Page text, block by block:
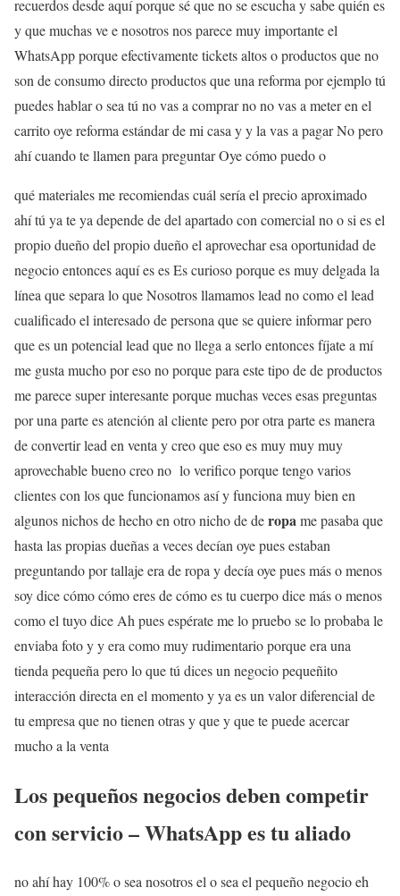
recuerdos desde aquí porque sé que no se escucha y sabe quién es
y que muchas ve e nosotros nos parece muy importante el
WhatsApp porque efectivamente tickets altos o productos que no
son de consumo directo productos que una reforma por ejemplo tú
puedes hablar o sea tú no vas a comprar no no vas a meter en el
carrito oye reforma estándar de mi casa y y la vas a pagar No pero
ahí cuando te llamen para preguntar Oye cómo puedo o
qué materiales me recomiendas cuál sería el precio aproximado
ahí tú ya te ya depende de del apartado con comercial no o si es el
propio dueño del propio dueño el aprovechar esa oportunidad de
negocio entonces aquí es es Es curioso porque es muy delgada la
línea que separa lo que Nosotros llamamos lead no como el lead
cualificado el interesado de persona que se quiere informar pero
que es un potencial lead que no llega a serlo entonces fíjate a mí
me gusta mucho por eso no porque para este tipo de de productos
me parece super interesante porque muchas veces esas preguntas
por una parte es atención al cliente pero por otra parte es manera
de convertir lead en venta y creo que eso es muy muy muy
aprovechable bueno creo no lo verifico porque tengo varios
clientes con los que funcionamos así y funciona muy bien en
algunos nichos de hecho en otro nicho de deropame pasaba que
hasta las propias dueñas a veces decían oye pues estaban
preguntando por tallaje era de ropa y decía oye pues más o menos
soy dice cómo cómo eres de cómo es tu cuerpo dice más o menos
como el tuyo dice Ah pues espérate me lo pruebo se lo probaba le
enviaba foto y y era como muy rudimentario porque era una
tienda pequeña pero lo que tú dices un negocio pequeñito
interacción directa en el momento y ya es un valor diferencial de
tu empresa que no tienen otras y que y que te puede acercar
mucho a la venta
Los pequeños negocios deben competir
con servicio – WhatsApp es tu aliado
no ahí hay 100% o sea nosotros el o sea el pequeño negocio eh